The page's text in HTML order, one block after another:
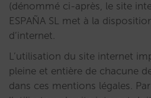
(dénommé ci-après, le site
ESPAÑA SL met à la
d’internet.
L’utilisation du site internet
pleine et entière de chacune
dans ces mentions légales.